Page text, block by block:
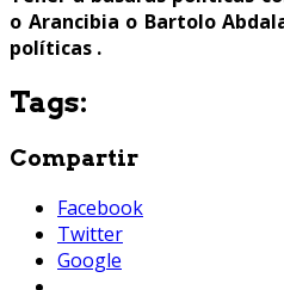
o Arancibia o Bartolo
políticas .
Tags:
Compartir
Facebook
Twitter
Google